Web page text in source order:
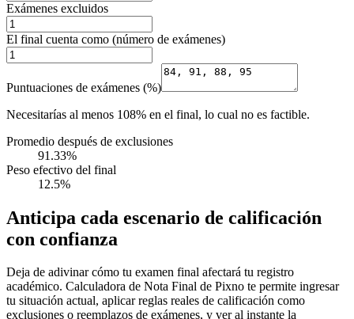
Exámenes excluidos
El final cuenta como (número de exámenes)
Puntuaciones de exámenes (%)
Necesitarías al menos 108% en el final, lo cual no es factible.
Promedio después de exclusiones
91.33%
Peso efectivo del final
12.5%
Anticipa cada escenario de calificación
con confianza
Deja de adivinar cómo tu examen final afectará tu registro
académico. Calculadora de Nota Final de Pixno te permite ingresar
tu situación actual, aplicar reglas reales de calificación como
exclusiones o reemplazos de exámenes, y ver al instante la